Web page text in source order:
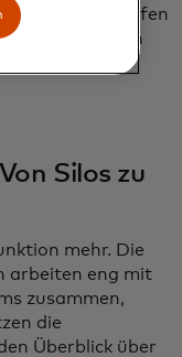
helfen
zu identifizieren
zu
Silos zu
mehr. Die
arbeiten eng mit
zusammen,
die
Überblick über